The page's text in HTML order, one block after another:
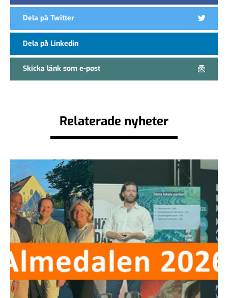
Dela på Twitter
Dela på Linkedin
Skicka länk som e-post
Relaterade nyheter